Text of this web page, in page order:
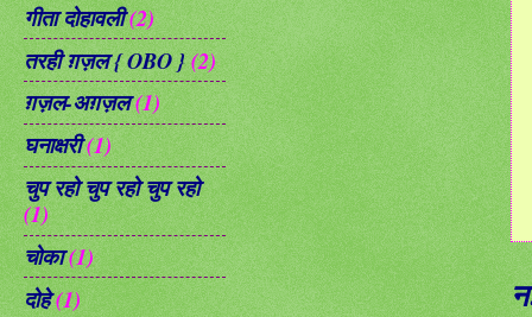
गीता दोहावली(2)
तरही ग़ज़ल { OBO }(2)
ग़ज़ल-अग़ज़ल(1)
घनाक्षरी(1)
चुप रहो चुप रहो चुप रहो
(1)
चोका(1)
दोहे(1)